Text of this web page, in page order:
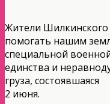
Жители
помогать нашим
специальной
единства и
груза, состоявшаяся
2 июня.